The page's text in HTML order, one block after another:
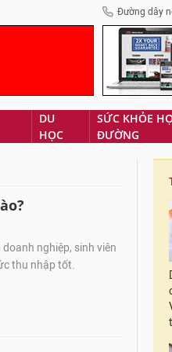
Đường dây
DU
HỌC
SỨC KHỎE
ĐƯỜNG
nghiệp, sinh viên
thu nhập tốt.